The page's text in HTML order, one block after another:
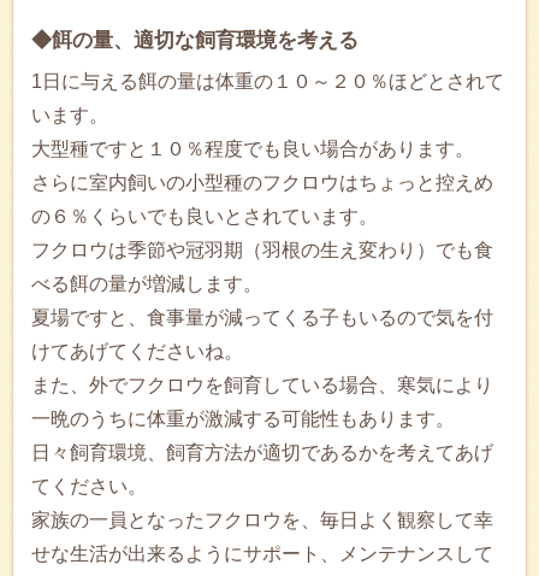
◆餌の量、適切な飼育環境を考える
1日に与える餌の量は体重の１０～２０％ほどとされて
います。
大型種ですと１０％程度でも良い場合があります。
さらに室内飼いの小型種のフクロウはちょっと控えめ
の６％くらいでも良いとされています。
フクロウは季節や冠羽期（羽根の生え変わり）でも食
べる餌の量が増減します。
夏場ですと、食事量が減ってくる子もいるので気を付
けてあげてくださいね。
また、外でフクロウを飼育している場合、寒気により
一晩のうちに体重が激減する可能性もあります。
日々飼育環境、飼育方法が適切であるかを考えてあげ
てください。
家族の一員となったフクロウを、毎日よく観察して幸
せな生活が出来るようにサポート、メンテナンスして